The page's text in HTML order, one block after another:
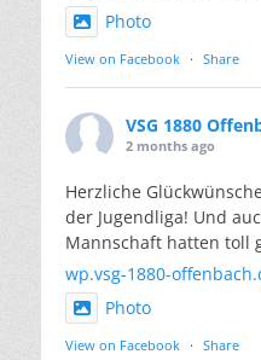
Photo
View on Facebook · Share
VSG 1880
2 months ago
Herzliche
der Jugendliga! Und
Mannschaft hatten toll
wp.vsg-1880-
Photo
View on Facebook · Share